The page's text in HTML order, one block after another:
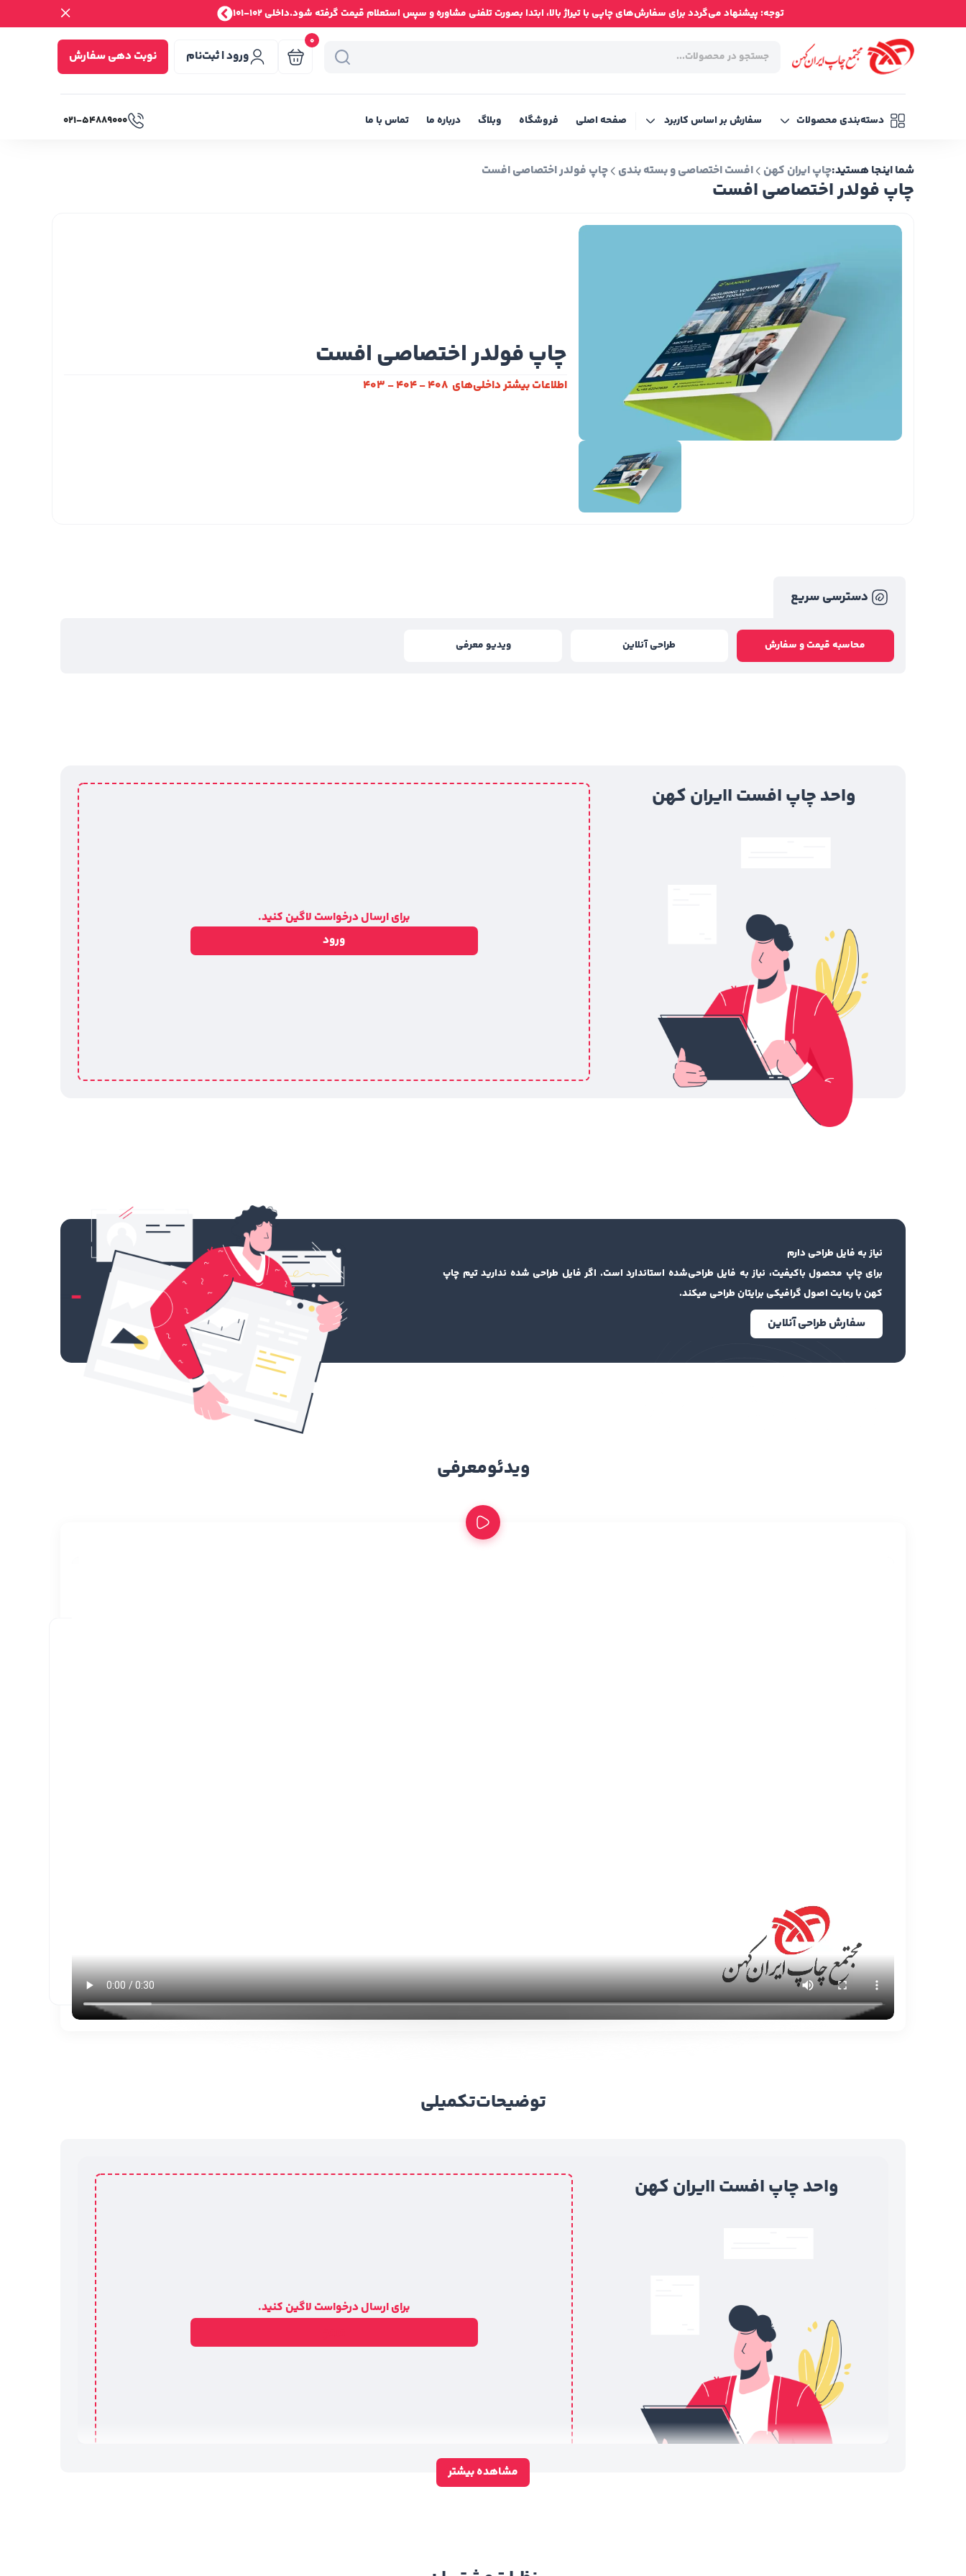
توجه: پیشنهاد می‌گردد برای سفارش‌های چاپی با تیراژ بالا، ابتدا بصورت تلفنی مشاوره و سپس استعلام قیمت گرفته شود.داخلی 102-101
0
ورود | ثبت‌نام نوبت دهی سفارش
دسته‌بندی محصولات سفارش بر اساس کاربرد صفحه اصلی فروشگاه وبلاگ درباره ما تماس با ما ۰۲۱-۵۴۸۸۹۰۰۰
چاپ فولدر اختصاصی افست
شما اینجا هستید:چاپ ایران کهن افست اختصاصی و بسته بندی چاپ فولدر اختصاصی افست
چاپ فولدر اختصاصی افست
اطلاعات بیشتر داخلی‌های 408 - 404 - 403
دسترسی سریع
محاسبه قیمت و سفارش طراحی آنلاین ویدیو معرفی
واحد چاپ افست اایران کهن
برای ارسال درخواست لاگین کنید.
ورود
نیاز به فایل طراحی دارم
برای چاپ محصول باکیفیت، نیاز به فایل طراحی‌شده استاندارد است. اگر فایل طراحی شده ندارید تیم چاپ
کهن با رعایت اصول گرافیکی برایتان طراحی میکند.
سفارش طراحی آنلاین
ویدئومعرفی
توضیحاتتکمیلی
واحد چاپ افست اایران کهن
برای ارسال درخواست لاگین کنید.
مشاهده بیشتر